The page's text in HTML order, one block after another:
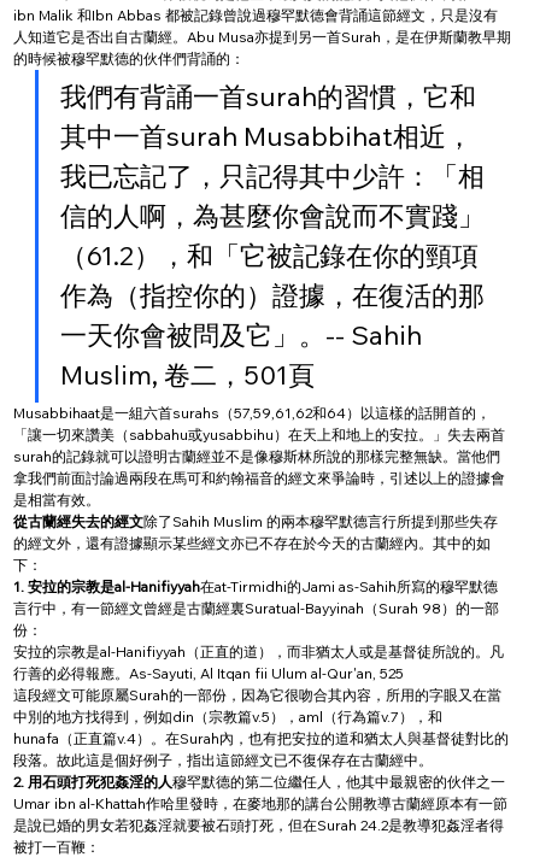
ibn Malik 和Ibn Abbas 都被記錄曾說過穆罕默德會背誦這節經文，只是沒有
人知道它是否出自古蘭經。Abu Musa亦提到另一首Surah，是在伊斯蘭教早期
的時候被穆罕默德的伙伴們背誦的：
我們有背誦一首surah的習慣，它和
其中一首surah Musabbihat相近，
我已忘記了，只記得其中少許：「相
信的人啊，為甚麼你會說而不實踐」
（61.2），和「它被記錄在你的頸項
作為（指控你的）證據，在復活的那
一天你會被問及它」。-- Sahih
Muslim, 卷二，501頁
Musabbihaat是一組六首surahs（57,59,61,62和64）以這樣的話開首的，
「讓一切來讚美（sabbahu或yusabbihu）在天上和地上的安拉。」失去兩首
surah的記錄就可以證明古蘭經並不是像穆斯林所說的那樣完整無缺。當他們
拿我們前面討論過兩段在馬可和約翰福音的經文來爭論時，引述以上的證據會
是相當有效。
從古蘭經失去的經文除了Sahih Muslim 的兩本穆罕默德言行所提到那些失存
的經文外，還有證據顯示某些經文亦已不存在於今天的古蘭經內。其中的如
下：
1. 安拉的宗教是al-Hanifiyyah在at-Tirmidhi的Jami as-Sahih所寫的穆罕默德
言行中，有一節經文曾經是古蘭經裏Suratual-Bayyinah（Surah 98）的一部
份：
安拉的宗教是al-Hanifiyyah（正直的道），而非猶太人或是基督徒所說的。凡
行善的必得報應。As-Sayuti, Al Itqan fii Ulum al-Qur'an, 525
這段經文可能原屬Surah的一部份，因為它很吻合其內容，所用的字眼又在當
中別的地方找得到，例如din（宗教篇v.5），aml（行為篇v.7），和
hunafa（正直篇v.4）。在Surah內，也有把安拉的道和猶太人與基督徒對比的
段落。故此這是個好例子，指出這節經文已不復保存在古蘭經中。
2. 用石頭打死犯姦淫的人穆罕默德的第二位繼任人，他其中最親密的伙伴之一
Umar ibn al-Khattah作哈里發時，在麥地那的講台公開教導古蘭經原本有一節
是說已婚的男女若犯姦淫就要被石頭打死，但在Surah 24.2是教導犯姦淫者得
被打一百鞭：